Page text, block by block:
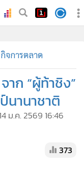
จการตลาด
ก “ผู้ท้าชิง”
นานาชาติ